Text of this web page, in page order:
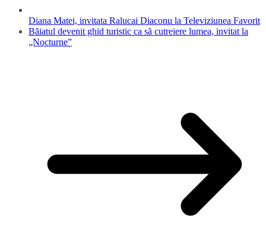
Diana Matei, invitata Ralucai Diaconu la Televiziunea Favorit
Băiatul devenit ghid turistic ca să cutreiere lumea, invitat la
„Nocturne”